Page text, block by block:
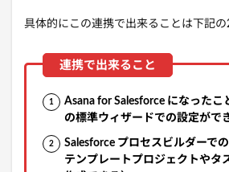
具体的にこの連携で出来ることは下記の
Asana for Salesforce になったこ
の標準ウィザードでの設定がで
Salesforce プロセスビルダーで
テンプレートプロジェクトやタ